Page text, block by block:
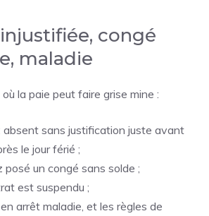
congé
maladie
la paie peut faire grise mine :
absent sans justification juste avant
le jour férié ;
posé un congé sans solde ;
est suspendu ;
arrêt maladie, et les règles de